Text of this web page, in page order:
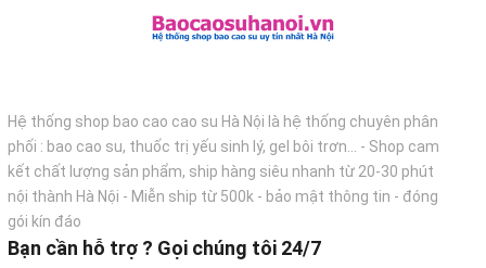
Hệ thống shop bao cao cao su Hà Nội là hệ thống chuyên phân
phối : bao cao su, thuốc trị yếu sinh lý, gel bôi trơn... - Shop cam
kết chất lượng sản phẩm, ship hàng siêu nhanh từ 20-30 phút
nội thành Hà Nội - Miễn ship từ 500k - bảo mật thông tin - đóng
gói kín đáo
Bạn cần hỗ trợ ? Gọi chúng tôi 24/7